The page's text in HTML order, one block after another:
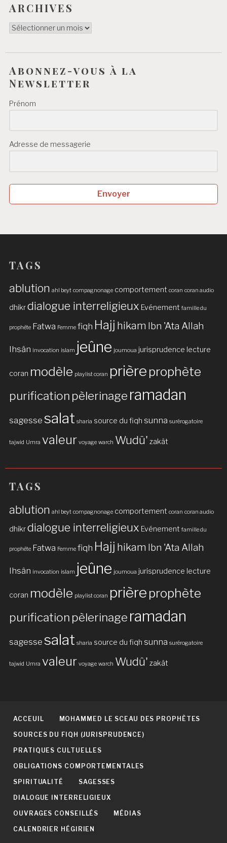
ARCHIVES
ARCHIVES
Abonnez-vous à la
Newsletter
Prénom
Adresse de messagerie
Envoyer
TAGS
ablution ahl beyt compagnonage comportement coran coran audio
dhikrdialogue interreligieux Evénement famille du
prophète Fatwa Femme fiqh Hajj hikam Ibn 'Ata Allah
Ihsân invocation islam jeûne joumoua jurisprudence lecture
coran modèle playlist coran prière prophète
purification pèlerinage ramadan
sagesse salat sharia source du fiqh sunna surérogatoire
tajwid Umra valeur voyage warch Wudû' zakât
TAGS
ablution ahl beyt compagnonage comportement coran coran audio
dhikrdialogue interreligieux Evénement famille du
prophète Fatwa Femme fiqh Hajj hikam Ibn 'Ata Allah
Ihsân invocation islam jeûne joumoua jurisprudence lecture
coran modèle playlist coran prière prophète
purification pèlerinage ramadan
sagesse salat sharia source du fiqh sunna surérogatoire
tajwid Umra valeur voyage warch Wudû' zakât
ACCEUIL MOHAMMED LE SCEAU DES PROPHÈTES
SOURCES DU FIQH (JURISPRUDENCE)
PRATIQUES CULTUELLES
OBLIGATIONS COMPORTEMENTALES
SPIRITUALITÉ SAGESSES
DIALOGUE INTERRELIGIEUX
OUVRAGES CONSEILLÉS MÉDIAS
CALENDRIER HÉGIRIEN